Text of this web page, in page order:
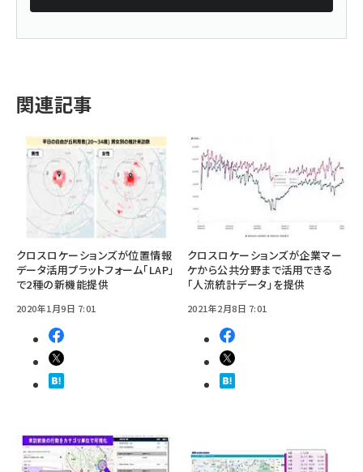
関連記事
クロスロケーションズが位置情報
データ活用プラットフォーム「LAP」
で2種の新機能提供
2020年1月9日 7:01
クロスロケーションズが企業マー
ケから公共分野まで活用できる
「人流統計データ」を提供
2021年2月8日 7:01